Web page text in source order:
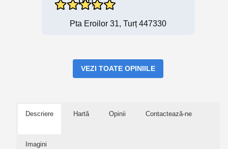
Pta Eroilor 31, Turț 447330
VEZI TOATE OPINIILE
Descriere Hartă Opinii Contactează-ne
Imagini